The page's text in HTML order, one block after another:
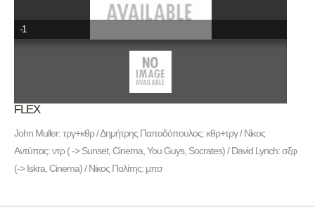
-1
FLEX
John Muller: τργ+κθρ / Δημήτρης Παπαδόπουλος: κθρ+τργ / Νίκος
Αντύπας: ντρ ( -> Sunset, Cinema, Υοu Guys, Socrates) / David Lynch: σξφ
(-> Iskra, Cinema) / Νίκος Πολίτης: μπσ